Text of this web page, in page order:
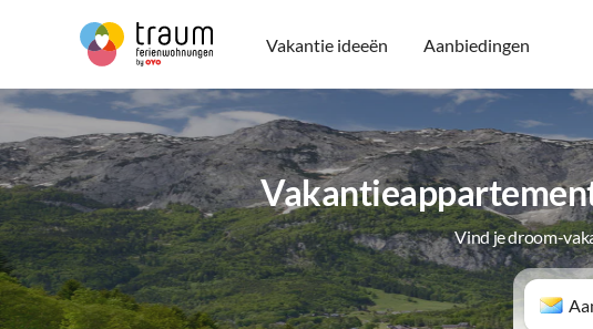
Vakantie ideeën Aanbiedingen
Vind je droom-